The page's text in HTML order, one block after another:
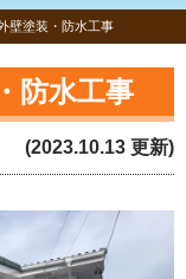
塗装・防水工事
防水工事
(2023.10.13 更新)